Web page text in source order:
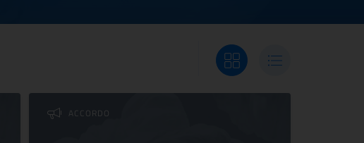
Visualizza grigliaVisualizza elenco
ACCORDO